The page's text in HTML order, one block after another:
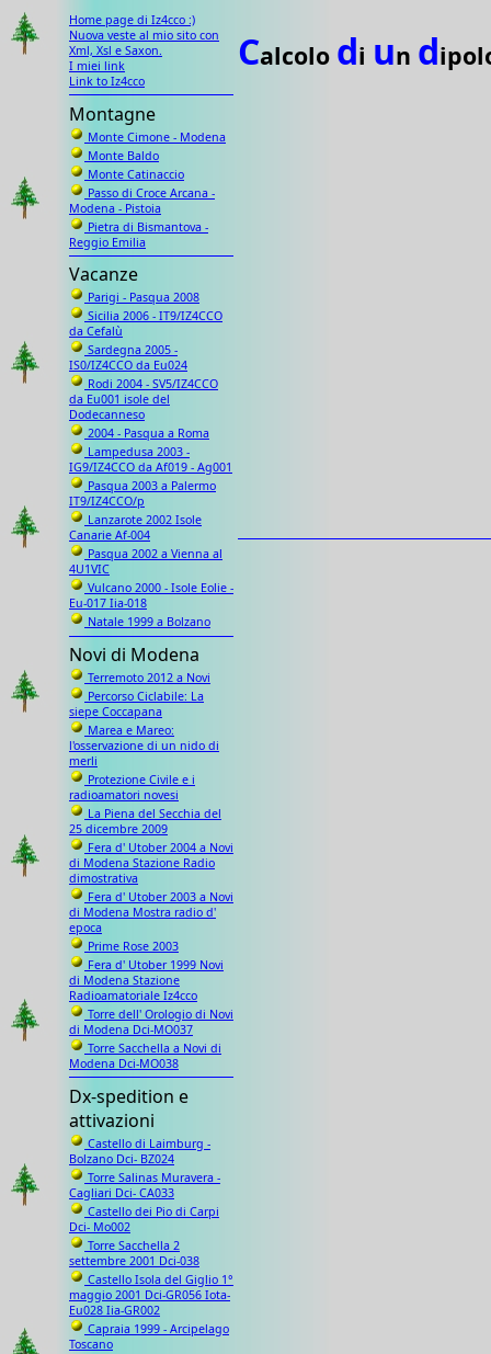
Home page di Iz4cco :)
Nuova veste al mio sito con
Xml, Xsl e Saxon.
I miei link
Link to Iz4cco
Montagne
Monte Cimone - Modena
Monte Baldo
Monte Catinaccio
Passo di Croce Arcana -
Modena - Pistoia
Pietra di Bismantova -
Reggio Emilia
Vacanze
Parigi - Pasqua 2008
Sicilia 2006 - IT9/IZ4CCO
da Cefalù
Sardegna 2005 -
IS0/IZ4CCO da Eu024
Rodi 2004 - SV5/IZ4CCO
da Eu001 isole del
Dodecanneso
2004 - Pasqua a Roma
Lampedusa 2003 -
IG9/IZ4CCO da Af019 - Ag001
Pasqua 2003 a Palermo
IT9/IZ4CCO/p
Lanzarote 2002 Isole
Canarie Af-004
Pasqua 2002 a Vienna al
4U1VIC
Vulcano 2000 - Isole Eolie -
Eu-017 Iia-018
Natale 1999 a Bolzano
Novi di Modena
Terremoto 2012 a Novi
Percorso Ciclabile: La
siepe Coccapana
Marea e Mareo:
l'osservazione di un nido di
merli
Protezione Civile e i
radioamatori novesi
La Piena del Secchia del
25 dicembre 2009
Fera d' Utober 2004 a Novi
di Modena Stazione Radio
dimostrativa
Fera d' Utober 2003 a Novi
di Modena Mostra radio d'
epoca
Prime Rose 2003
Fera d' Utober 1999 Novi
di Modena Stazione
Radioamatoriale Iz4cco
Torre dell' Orologio di Novi
di Modena Dci-MO037
Torre Sacchella a Novi di
Modena Dci-MO038
Dx-spedition e
attivazioni
Castello di Laimburg -
Bolzano Dci- BZ024
Torre Salinas Muravera -
Cagliari Dci- CA033
Castello dei Pio di Carpi
Dci- Mo002
Torre Sacchella 2
settembre 2001 Dci-038
Castello Isola del Giglio 1°
maggio 2001 Dci-GR056 Iota-
Eu028 Iia-GR002
Capraia 1999 - Arcipelago
Toscano
Calcolo di un d